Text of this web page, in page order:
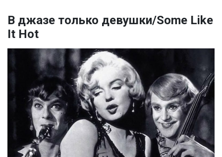
В джазе только девушки/Some Like
It Hot